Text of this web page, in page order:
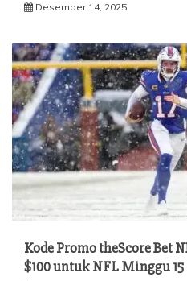
Desember 14, 2025
Kode Promo theScore Bet
$100 untuk NFL Minggu